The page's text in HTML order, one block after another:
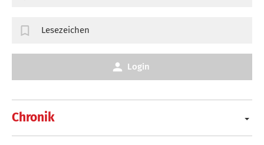
Chronik
Lesezeichen
Login